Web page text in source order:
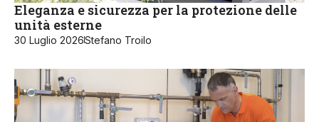
Eleganza e sicurezza per la protezione delle
unità esterne
30 Luglio 2026Stefano Troilo